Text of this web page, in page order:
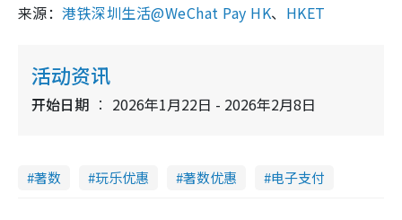
来源：港铁深圳生活@WeChat Pay HK、 HKET
活动资讯
开始日期 2026年1月22日 - 2026年2月8日
著数 玩乐优惠 著数优惠 电子支付